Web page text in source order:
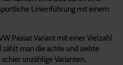
Linienführung mit einem
Passat Variant mit einer Vielzahl
man die achte und siebte
unzählige Varianten.